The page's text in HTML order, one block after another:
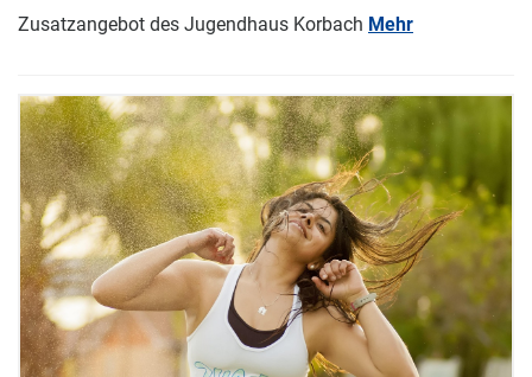
Zusatzangebot des Jugendhaus Korbach Mehr